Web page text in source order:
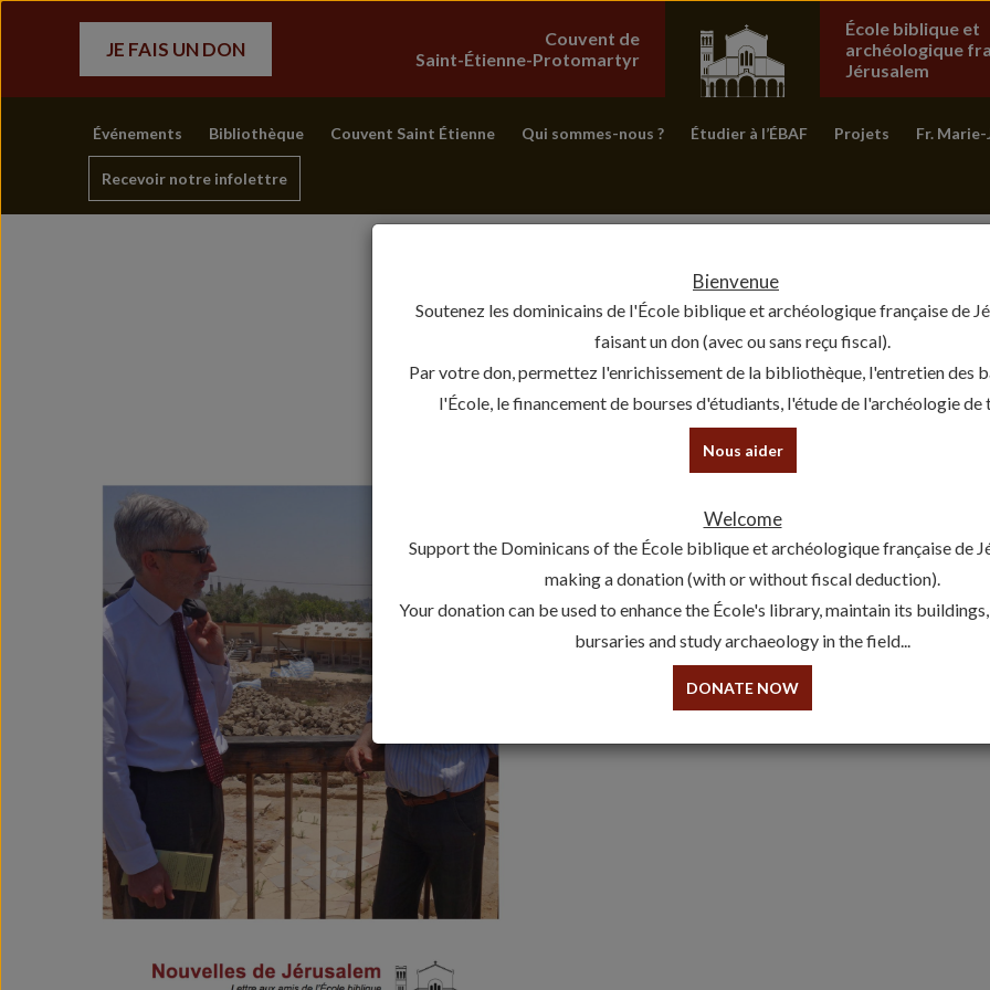
JE FAIS UN DON
Couvent de
Saint-Étienne-Protomartyr
École biblique et
archéologique
Jérusalem
Événements Bibliothèque Couvent Saint Étienne Qui sommes-nous ? Étudier à l’ÉBAF Projets Fr.
Recevoir notre infolettre
19 September 2019 - École biblique et archéologique
Les Nouvelles de Jérusalem d’Automne 2019 sont
encliquant sur ce lien.
Bonne lecture !
Bienvenue
Soutenez les dominicains de l'École biblique et archéologique française de
faisant un don (avec ou sans reçu fiscal).
Par votre don, permettez l'enrichissement de la bibliothèque, l'entretien des
l'École, le financement de bourses d'étudiants, l'étude de l'archéologie de
Nous aider
Welcome
Support the Dominicans of the École biblique et archéologique française de
making a donation (with or without fiscal deduction).
Your donation can be used to enhance the École's library, maintain its
bursaries and study archaeology in the field...
DONATE NOW